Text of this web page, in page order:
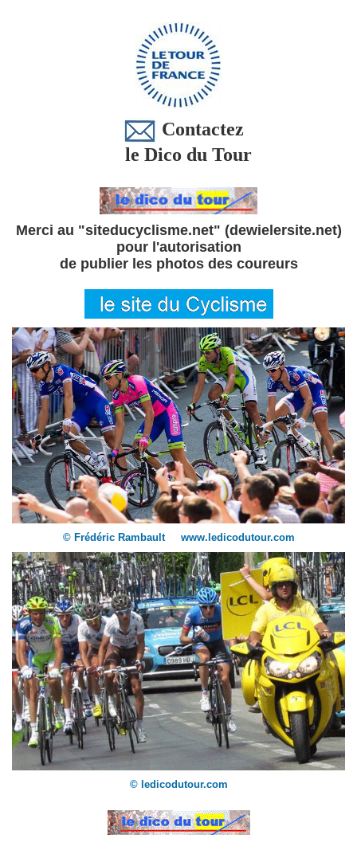
Contactez
le Dico du Tour
Merci au "siteducyclisme.net" (dewielersite.net)
pour l'autorisation
de publier les photos des coureurs
© Frédéric Rambault www.ledicodutour.com
© ledicodutour.com